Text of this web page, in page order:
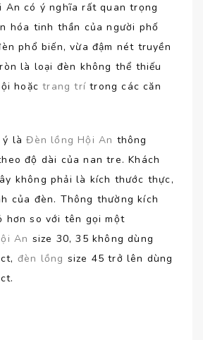
An có ý nghĩa rất quan trọng
hóa tinh thần của người phố
phổ biến, vừa đậm nét truyền
là loại đèn không thể thiếu
hoặctrang trí trong các căn
ý làĐèn lồng Hội An thông
độ dài của nan tre. Khách
không phải là kích thước thực,
của đèn. Thông thường kích
hơn so với tên gọi một
An size 30, 35 không dùng
đèn lồng size 45 trở lên dùng